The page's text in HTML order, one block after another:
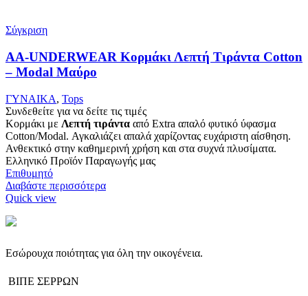
Σύγκριση
AA-UNDERWEAR Κορμάκι Λεπτή Τιράντα Cotton
– Modal Μαύρο
ΓΥΝΑΙΚΑ, Tops
Συνδεθείτε για να δείτε τις τιμές
Κορμάκι με Λεπτή τιράντα από Extra απαλό φυτικό ύφασμα
Cotton/Modal. Αγκαλιάζει απαλά χαρίζοντας ευχάριστη αίσθηση.
Ανθεκτικό στην καθημερινή χρήση και στα συχνά πλυσίματα.
Ελληνικό Προϊόν Παραγωγής μας
Επιθυμητό
Διαβάστε περισσότερα
Quick view
Εσώρουχα ποιότητας για όλη την οικογένεια.
ΒΙΠΕ ΣΕΡΡΩΝ